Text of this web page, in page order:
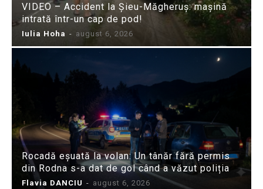
VIDEO – Accident la Șieu-Măgheruș: mașină
intrată într-un cap de pod!
Iulia Hoha - august 6, 2026
Rocadă eșuată la volan: Un tânăr fără permis
din Rodna s-a dat de gol când a văzut poliția
Flavia DANCIU - august 6, 2026